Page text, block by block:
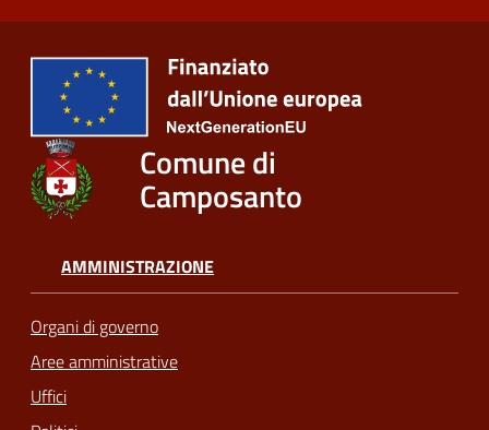
Comune di
Camposanto
AMMINISTRAZIONE
Organi di governo
Aree amministrative
Uffici